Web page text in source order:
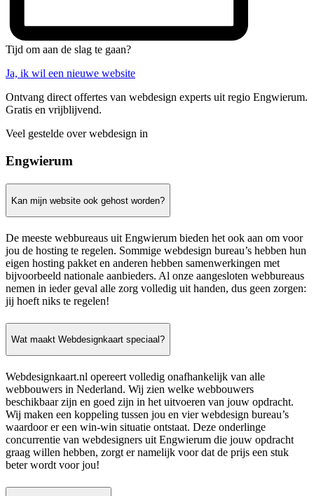
Tijd om aan de slag te gaan?
Ja, ik wil een nieuwe website
Ontvang direct offertes van webdesign experts uit regio Engwierum.
Gratis en vrijblijvend.
Veel gestelde over webdesign in
Engwierum
Kan mijn website ook gehost worden?
De meeste webbureaus uit Engwierum bieden het ook aan om voor
jou de hosting te regelen. Sommige webdesign bureau’s hebben hun
eigen hosting pakket en anderen hebben samenwerkingen met
bijvoorbeeld nationale aanbieders. Al onze aangesloten webbureaus
nemen in ieder geval alle zorg volledig uit handen, dus geen zorgen:
jij hoeft niks te regelen!
Wat maakt Webdesignkaart speciaal?
Webdesignkaart.nl opereert volledig onafhankelijk van alle
webbouwers in Nederland. Wij zien welke webbouwers
beschikbaar zijn en goed zijn in het uitvoeren van jouw opdracht.
Wij maken een koppeling tussen jou en vier webdesign bureau’s
waardoor er een win-win situatie ontstaat. Deze onderlinge
concurrentie van webdesigners uit Engwierum die jouw opdracht
graag willen hebben, zorgt er namelijk voor dat de prijs een stuk
beter wordt voor jou!